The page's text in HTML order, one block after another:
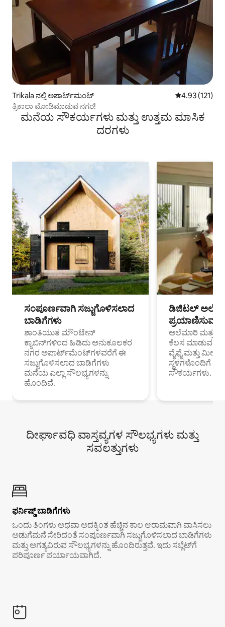
Trikala ನಲ್ಲಿ ಅಪಾರ್ಟ್‌ಮಂಟ್ 5 ರಲ್ಲಿ 4.93
4.93 (121)
ತ್ರಿಕಾಲಾ ಮೋಡಿಮಾಡುವ ನಗರ!
ಮನೆಯ ಸೌಕರ್ಯಗಳು ಮತ್ತು ಉತ್ತಮ ಮಾಸಿಕ
ದರಗಳು
ಸಂಪೂರ್ಣವಾಗಿ ಸಜ್ಜುಗೊಳಿಸಲಾದ
ಬಾಡಿಗೆಗಳು
ಶಾಂತಿಯುತ ಮೌಂಟೇನ್
ಕ್ಯಾಬಿನ್‌ಗಳಿಂದ ಹಿಡಿದು ಅನುಕೂಲಕರ
ನಗರ ಅಪಾರ್ಟ್‌ಮೆಂಟ್‌ಗಳವರೆಗೆ ಈ
ಸಜ್ಜುಗೊಳಿಸಲಾದ ಬಾಡಿಗೆಗಳು
ಮನೆಯ ಎಲ್ಲಾ ಸೌಲಭ್ಯಗಳನ್ನು
ಹೊಂದಿವೆ.
ಡಿಜಿಟಲ್
ಪ್ರಯಾಣಿಸುವ
ಅಲೆಮಾರಿ ಮತ್ತು
ಕೆಲಸ ಮಾಡುವ
ವೈಫೈ ಮತ್ತು
ಸ್ಥಳಗಳೊಂದಿಗೆ
ಸೌಕರ್ಯಗಳು.
ದೀರ್ಘಾವಧಿ ವಾಸ್ತವ್ಯಗಳ ಸೌಲಭ್ಯಗಳು ಮತ್ತು
ಸವಲತ್ತುಗಳು
ಫರ್ನಿಷ್ಡ್ ಬಾಡಿಗೆಗಳು
ಒಂದು ತಿಂಗಳು ಅಥವಾ ಅದಕ್ಕಿಂತ ಹೆಚ್ಚಿನ ಕಾಲ ಆರಾಮವಾಗಿ ವಾಸಿಸಲು
ಅಡುಗೆಮನೆ ಸೇರಿದಂತೆ ಸಂಪೂರ್ಣವಾಗಿ ಸಜ್ಜುಗೊಳಿಸಲಾದ ಬಾಡಿಗೆಗಳು
ಮತ್ತು ಅಗತ್ಯವಿರುವ ಸೌಲಭ್ಯಗಳನ್ನು ಹೊಂದಿರುತ್ತವೆ. ಇದು ಸಬ್ಲೆಟ್‌ಗೆ
ಪರಿಪೂರ್ಣ ಪರ್ಯಾಯವಾಗಿದೆ.